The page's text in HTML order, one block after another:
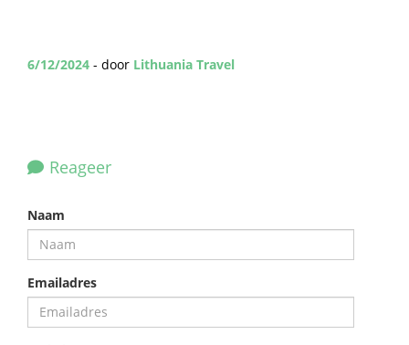
6/12/2024 - door Lithuania Travel
Reageer
Naam
Emailadres